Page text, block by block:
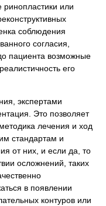
или
соблюдения
согласия,
пациента возможные
его
экспертами
Это позволяет
лечения и ход
стандартам и
от них, и если да, то
осложнений, таких
в появлении
контуров или